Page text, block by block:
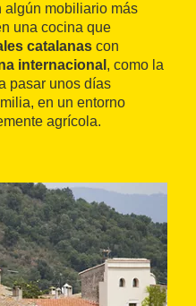
algún mobiliario más
una cocina que
catalanas con
internacional , como la
pasar unos días
en un entorno
agrícola.